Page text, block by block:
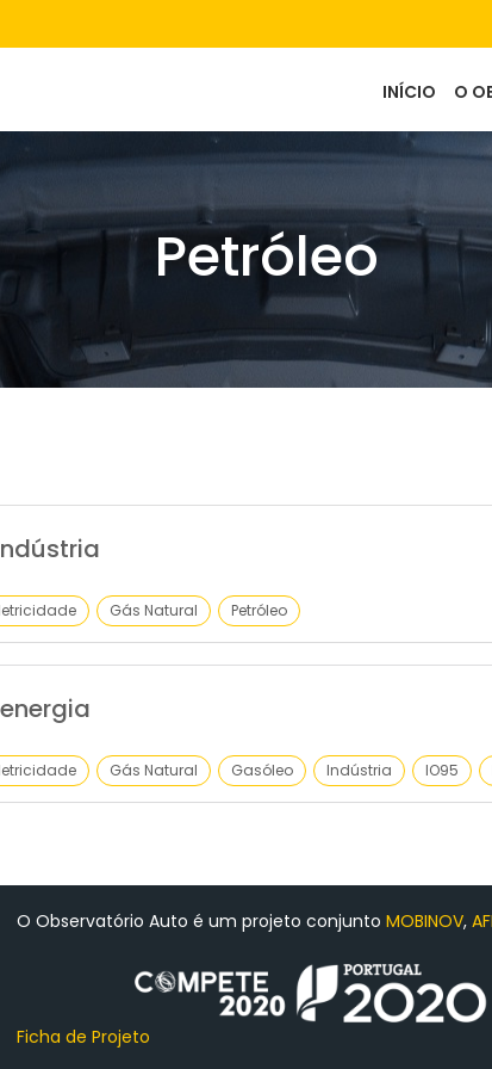
INÍCIO O
Petróleo
Gás Natural Petróleo
Gás Natural Gasóleo Indústria IO95
O Observatório Auto é um projeto conjunto MOBINOV,
Ficha de Projeto